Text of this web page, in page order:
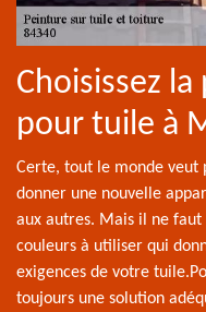
Choisissez
pour tuile à
Certe, tout le monde veut
donner une nouvelle
aux autres. Mais il ne
couleurs à utiliser qui
exigences de votre
toujours une solution